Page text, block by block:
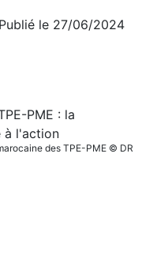
Publié le 27/06/2024
des TPE-PME © DR